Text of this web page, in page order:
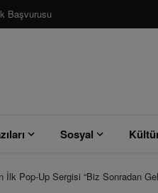
Başvurusu
Sosyal
İlk Pop-Up Sergisi “Biz Sonradan